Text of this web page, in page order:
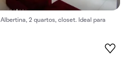
2 quartos, closet. Ideal para